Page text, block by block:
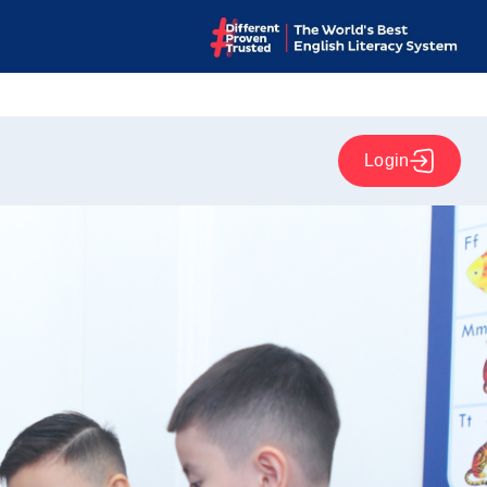
Login